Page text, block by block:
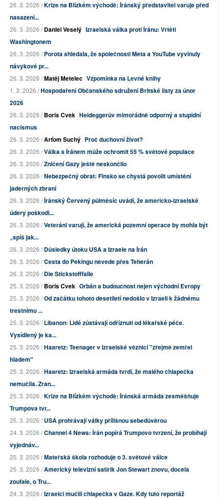
26. 3. 2026 /Krize na Blízkém východě: Íránský představitel varuje před
nasazení...
26. 3. 2026 /Daniel Veselý Izraelská válka proti Íránu: Vrtěti
Washingtonem
26. 3. 2026 /Porota shledala, že společnosti Meta a YouTube vyvinuly
návykové pr...
26. 3. 2026 /Matěj Metelec Vzpomínka na Levné knihy
1. 3. 2026 /Hospodaření Občanského sdružení Britské listy za únor
2026
26. 3. 2026 /Boris Cvek Heideggerův mimořádně odporný a stupidní
nacismus
26. 3. 2026 /Arťom Suchý Proč duchovní život?
26. 3. 2026 /Válka s Íránem může ochromit 55 % světové populace
26. 3. 2026 /Zničení Gazy ještě neskončilo
26. 3. 2026 /Nebezpečný obrat: Finsko se chystá povolit umístění
jaderných zbraní
26. 3. 2026 /Íránský Červený půlměsíc uvádí, že americko-izraelské
údery poškodi...
26. 3. 2026 /Veteráni varují, že americká pozemní operace by mohla být
„spíš jak...
26. 3. 2026 /Důsledky útoku USA a Izraele na Írán
26. 3. 2026 /Cesta do Pekingu nevede přes Teherán
26. 3. 2026 /Die Stickstofffalle
25. 3. 2026 /Boris Cvek Orbán a budoucnost nejen východní Evropy
25. 3. 2026 /Od začátku tohoto desetiletí nedošlo v Izraeli k žádnému
trestnímu ...
25. 3. 2026 /Libanon: Lidé zůstávají odříznuti od lékařské péče.
Vysídlený je ka...
25. 3. 2026 /Haaretz: Teenager v izraelské věznici "zřejmě zemřel
hladem"
25. 3. 2026 /Haaretz: Izraelská armáda tvrdí, že malého chlapečka
nemučila. Zran...
25. 3. 2026 /Krize na Blízkém východě: Íránská armáda zesměšňuje
Trumpova tvr...
25. 3. 2026 /USA prohrávají války přílišnou sebedůvěrou
24. 3. 2026 /Channel 4 News: Írán popírá Trumpovo tvrzení, že probíhají
vyjednáv...
25. 3. 2026 /Mateřská škola rozhoduje o 3. světové válce
25. 3. 2026 /Americký televizní satirik Jon Stewart znovu, docela
zoufale, o Tru...
24. 3. 2026 /Izraelci mučili chlapečka v Gaze. Kdy tuto reportáž